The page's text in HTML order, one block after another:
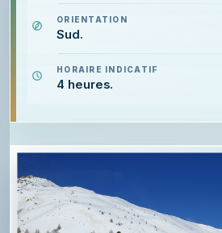
ORIENTATION
Sud.
HORAIRE INDICATIF
4 heures.